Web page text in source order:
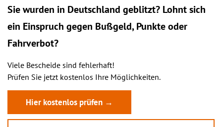
Sie wurden in Deutschland geblitzt? Lohnt sich
ein Einspruch gegen Bußgeld, Punkte oder
Fahrverbot?
Viele Bescheide sind fehlerhaft!
Prüfen Sie jetzt kostenlos Ihre Möglichkeiten.
Hier kostenlos prüfen →